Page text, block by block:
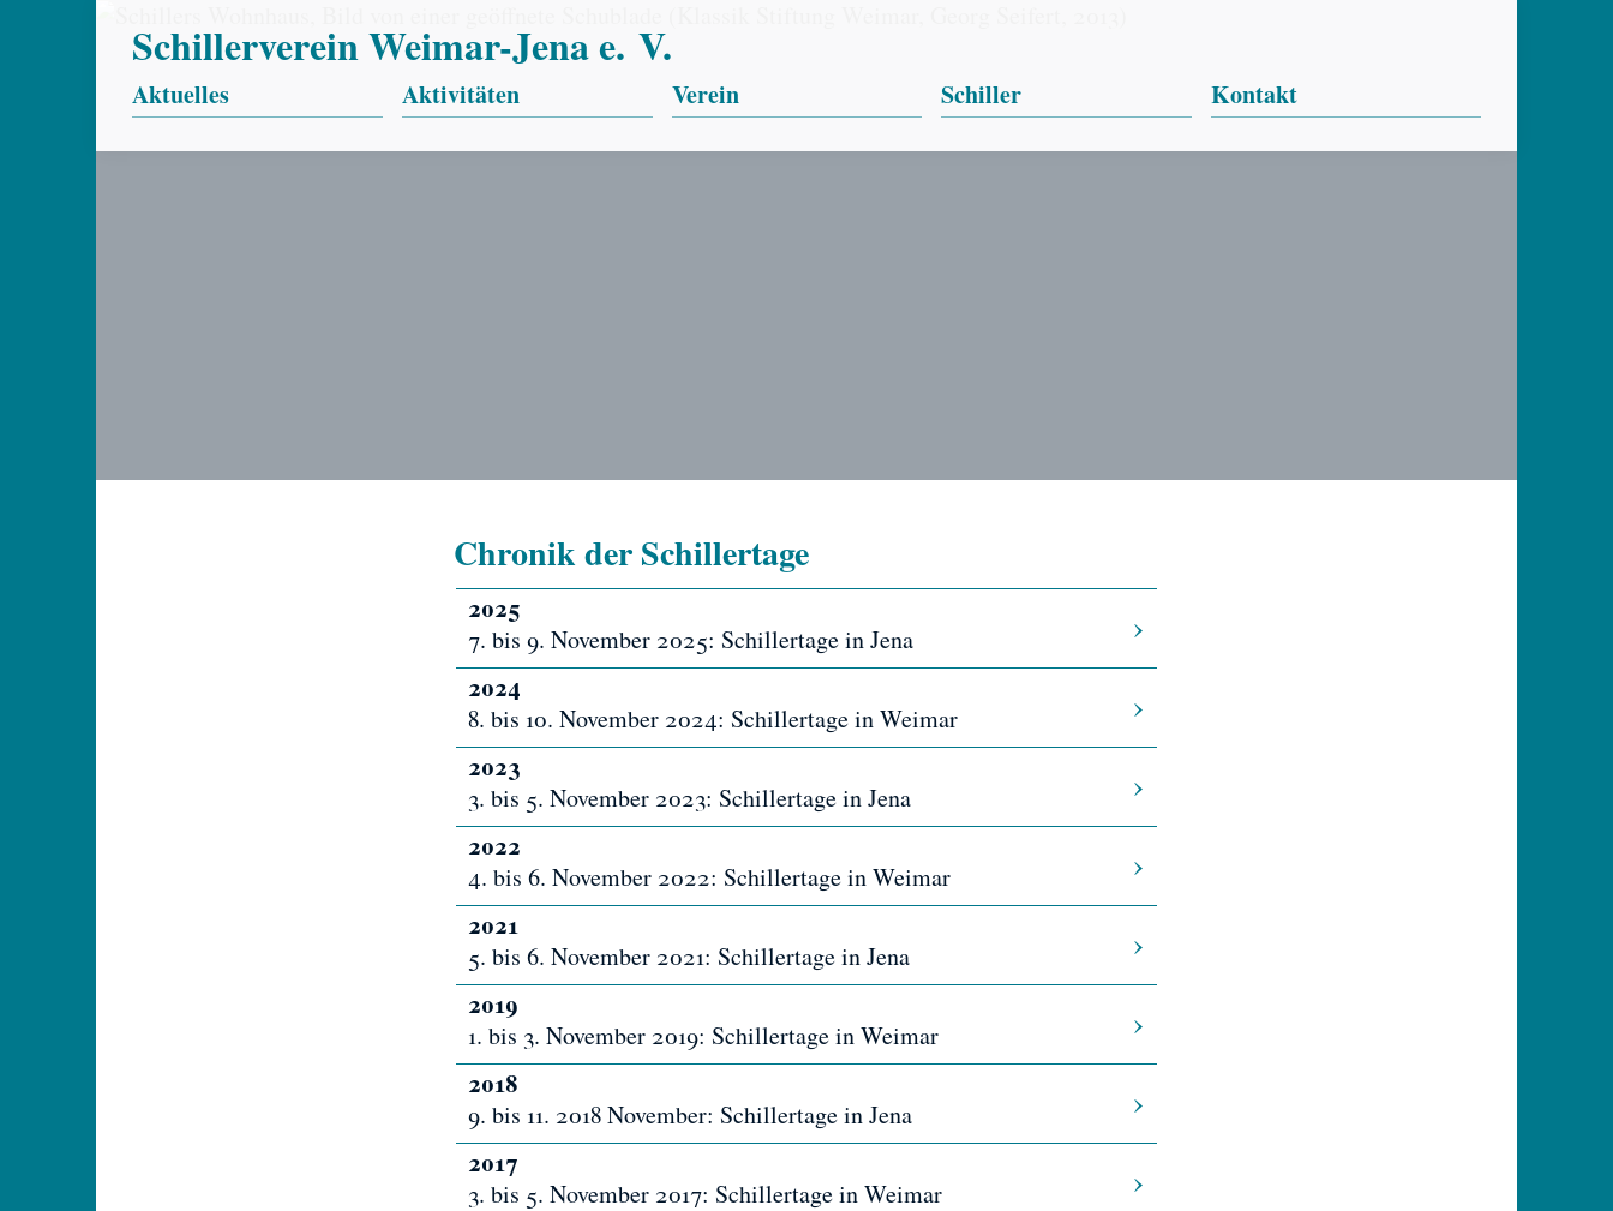
Schillerverein Weimar-Jena e. V.
Aktuelles
Neuigkeiten
Aktivitäten
Schillertage
Verein
Über uns
Schiller
Orte
Kontakt
Ansprechpartner
Chronik der Schillertage
2025
7. bis 9. November 2025: Schillertage in Jena
2024
8. bis 10. November 2024: Schillertage in Weimar
2023
3. bis 5. November 2023: Schillertage in Jena
2022
4. bis 6. November 2022: Schillertage in Weimar
2021
5. bis 6. November 2021: Schillertage in Jena
2019
1. bis 3. November 2019: Schillertage in Weimar
2018
9. bis 11. 2018 November: Schillertage in Jena
2017
3. bis 5. November 2017: Schillertage in Weimar